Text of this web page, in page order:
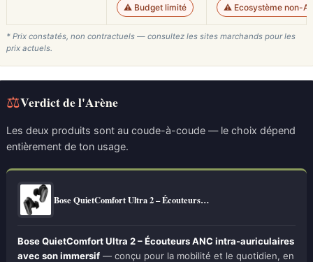
⚠️ Budget limité ⚠️ Ecosystème non-
* Prix constatés, non contractuels — consultez les sites marchands pour les
prix actuels.
⚖Verdict de l'Arène
Les deux produits sont au coude-à-coude — le choix dépend
entièrement de ton usage.
Bose QuietComfort Ultra 2 – Écouteurs…
Bose QuietComfort Ultra 2 – Écouteurs ANC intra-auriculaires
avec son immersif — conçu pour la mobilité et le quotidien, en